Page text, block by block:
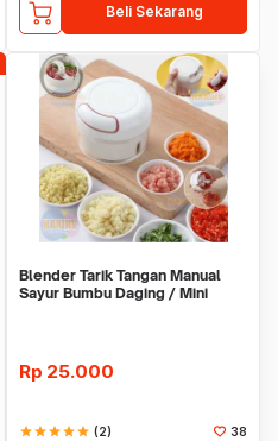
Beli Sekarang
Blender Tarik Tangan Manual
Sayur Bumbu Daging / Mini
Rp 25.000
starstarstarstarstar (2) 38